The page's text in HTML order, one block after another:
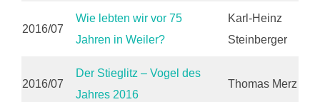
2016/07
Wie lebten wir vor 75
Jahren in Weiler?
Karl-Heinz
Steinberger
2016/07
Der Stieglitz – Vogel des
Jahres 2016
Thomas Merz